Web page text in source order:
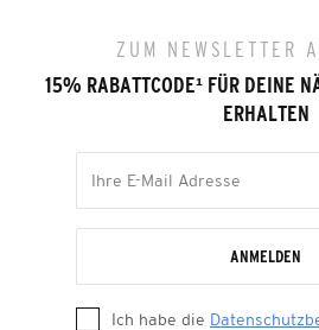
ZUM NEWSLETTER
15% RABATTCODE¹ FÜR DEINE
ERHALTEN
ANMELDEN
Ich habe die